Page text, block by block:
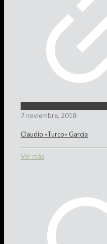
7 noviembre, 2018
Claudio «Turco» García
Ver más